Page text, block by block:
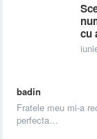
cu
badin
Fratele meu mi-a
perfecta…